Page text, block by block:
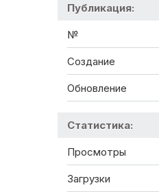
Публикация:
№
Создание
Обновление
Статистика:
Просмотры
Загрузки